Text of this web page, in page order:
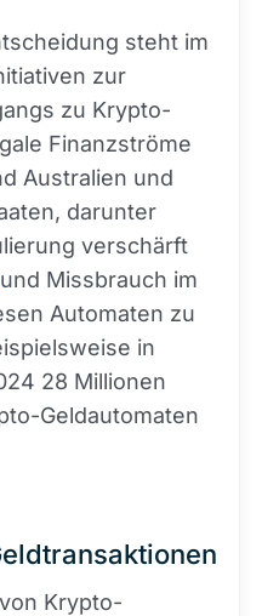
steht im
zur
zu Krypto-
Finanzströme
Australien und
darunter
verschärft
und Missbrauch im
Automaten zu
in
28 Millionen
Geldautomaten
Krypto-